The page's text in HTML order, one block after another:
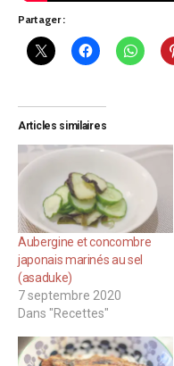
Partager :
Articles similaires
Aubergine et concombre
japonais marinés au sel
(asaduke)
7 septembre 2020
Dans "Recettes"